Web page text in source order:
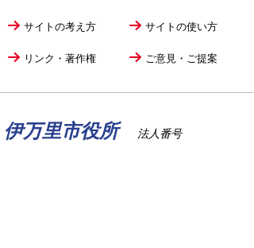
サイトの考え方 サイトの使い方
リンク・著作権 ご意見・ご提案
伊万里市役所
法人番号